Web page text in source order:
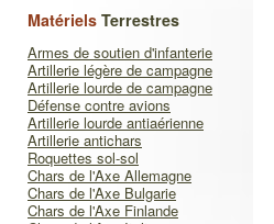
Matériels Terrestres
Armes de soutien d'infanterie
Artillerie légère de campagne
Artillerie lourde de campagne
Défense contre avions
Artillerie lourde antiaérienne
Artillerie antichars
Roquettes sol-sol
Chars de l'Axe Allemagne
Chars de l'Axe Bulgarie
Chars de l'Axe Finlande